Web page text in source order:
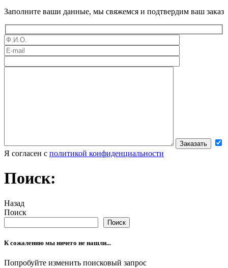
Заполните ваши данные, мы свяжемся и подтвердим ваш заказ
Оставьте это поле пустым
Я согласен с политикой конфиденциальности
Поиск:
Назад
Поиск
Поиск
К сожалению мы ничего не нашли...
Попробуйте изменить поисковый запрос